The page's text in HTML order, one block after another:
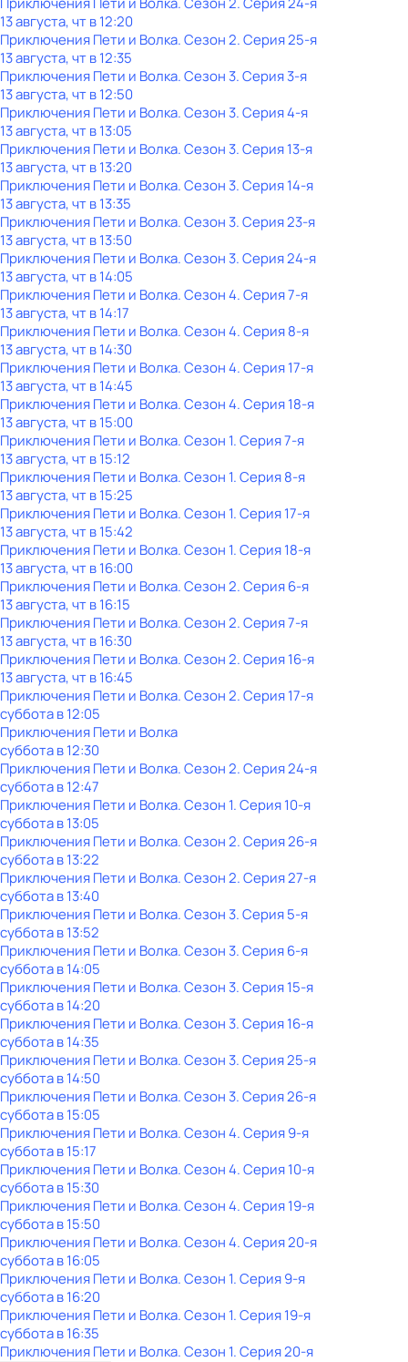
13 августа, чт в 12:20
Приключения Пети и Волка. Сезон 2. Серия 25-я
13 августа, чт в 12:35
Приключения Пети и Волка. Сезон 3. Серия 3-я
13 августа, чт в 12:50
Приключения Пети и Волка. Сезон 3. Серия 4-я
13 августа, чт в 13:05
Приключения Пети и Волка. Сезон 3. Серия 13-я
13 августа, чт в 13:20
Приключения Пети и Волка. Сезон 3. Серия 14-я
13 августа, чт в 13:35
Приключения Пети и Волка. Сезон 3. Серия 23-я
13 августа, чт в 13:50
Приключения Пети и Волка. Сезон 3. Серия 24-я
13 августа, чт в 14:05
Приключения Пети и Волка. Сезон 4. Серия 7-я
13 августа, чт в 14:17
Приключения Пети и Волка. Сезон 4. Серия 8-я
13 августа, чт в 14:30
Приключения Пети и Волка. Сезон 4. Серия 17-я
13 августа, чт в 14:45
Приключения Пети и Волка. Сезон 4. Серия 18-я
13 августа, чт в 15:00
Приключения Пети и Волка. Сезон 1. Серия 7-я
13 августа, чт в 15:12
Приключения Пети и Волка. Сезон 1. Серия 8-я
13 августа, чт в 15:25
Приключения Пети и Волка. Сезон 1. Серия 17-я
13 августа, чт в 15:42
Приключения Пети и Волка. Сезон 1. Серия 18-я
13 августа, чт в 16:00
Приключения Пети и Волка. Сезон 2. Серия 6-я
13 августа, чт в 16:15
Приключения Пети и Волка. Сезон 2. Серия 7-я
13 августа, чт в 16:30
Приключения Пети и Волка. Сезон 2. Серия 16-я
13 августа, чт в 16:45
Приключения Пети и Волка. Сезон 2. Серия 17-я
субботав12:05
Приключения Пети и Волка
субботав12:30
Приключения Пети и Волка. Сезон 2. Серия 24-я
субботав12:47
Приключения Пети и Волка. Сезон 1. Серия 10-я
субботав13:05
Приключения Пети и Волка. Сезон 2. Серия 26-я
субботав13:22
Приключения Пети и Волка. Сезон 2. Серия 27-я
субботав13:40
Приключения Пети и Волка. Сезон 3. Серия 5-я
субботав13:52
Приключения Пети и Волка. Сезон 3. Серия 6-я
субботав14:05
Приключения Пети и Волка. Сезон 3. Серия 15-я
субботав14:20
Приключения Пети и Волка. Сезон 3. Серия 16-я
субботав14:35
Приключения Пети и Волка. Сезон 3. Серия 25-я
субботав14:50
Приключения Пети и Волка. Сезон 3. Серия 26-я
субботав15:05
Приключения Пети и Волка. Сезон 4. Серия 9-я
субботав15:17
Приключения Пети и Волка. Сезон 4. Серия 10-я
субботав15:30
Приключения Пети и Волка. Сезон 4. Серия 19-я
субботав15:50
Приключения Пети и Волка. Сезон 4. Серия 20-я
субботав16:05
Приключения Пети и Волка. Сезон 1. Серия 9-я
субботав16:20
Приключения Пети и Волка. Сезон 1. Серия 19-я
субботав16:35
Приключения Пети и Волка. Сезон 1. Серия 20-я